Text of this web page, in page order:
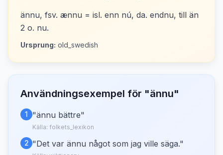
ännu, fsv. ænnu = isl. enn nú, da. endnu, till än
2 o. nu.
Ursprung: old_swedish
Användningsexempel för "ännu"
1 "ännu bättre"
Källa: folkets_lexikon
2 "Det var ännu något som jag ville säga."